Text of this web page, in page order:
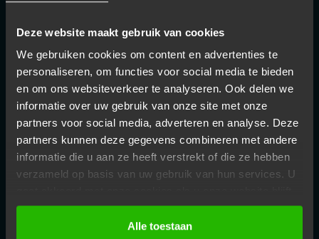
Deze website maakt gebruik van cookies
We gebruiken cookies om content en advertenties te
personaliseren, om functies voor social media te bieden
en om ons websiteverkeer te analyseren. Ook delen we
informatie over uw gebruik van onze site met onze
partners voor social media, adverteren en analyse. Deze
partners kunnen deze gegevens combineren met andere
informatie die u aan ze heeft verstrekt of die ze hebben
verzameld op basis van uw gebruik van hun services. U
gebruiken.
Alle toestaan
inzicht in de kosten.
Kwaliteitsonderdelen
Bij AutoProfijt bieden we je alleen de beste
onderdelen, die minstens van dezelfde kwaliteit zijn
als het origineel. Veiligheid voorop en zo lang
mogelijk profijt van je auto.
Vakkundig personeel
De deskundige monteurs van AutoProfijt-garages
model. Zij geven goed advies en leveren vakwerk bij
onderhoud, reparaties en APK.